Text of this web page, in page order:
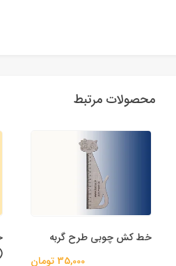
محصولات مرتبط
خط کش چوبی تفنگی